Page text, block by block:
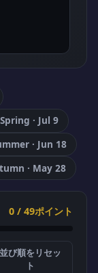
Spring · Jul 9
· Jun 18
· May 28
0 / 49ポイント
並び順をリセッ
ト